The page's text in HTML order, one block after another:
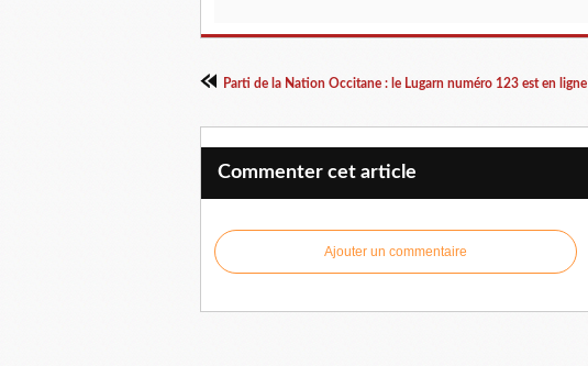
Parti de la Nation Occitane : le Lugarn numéro 123 est en ligne
Commenter cet article
Ajouter un commentaire